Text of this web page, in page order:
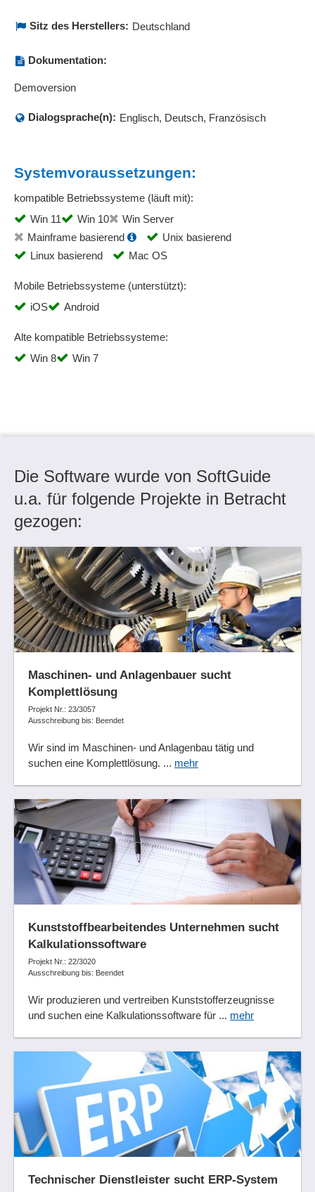
Sitz des Herstellers: Deutschland
Dokumentation:
Demoversion
Dialogsprache(n): Englisch, Deutsch, Französisch
Systemvoraussetzungen:
kompatible Betriebssysteme (läuft mit):
Win 11
Win 10
Win Server
Mainframe basierend
Unix basierend
Linux basierend
Mac OS
Mobile Betriebssysteme (unterstützt):
iOS
Android
Alte kompatible Betriebssysteme:
Win 8
Win 7
Die Software wurde von SoftGuide
u.a. für folgende Projekte in Betracht
gezogen:
Maschinen- und Anlagenbauer sucht
Komplettlösung
Projekt Nr.: 23/3057
Ausschreibung bis: Beendet
Wir sind im Maschinen- und Anlagenbau tätig und
suchen eine Komplettlösung. ... mehr
Kunststoffbearbeitendes Unternehmen sucht
Kalkulationssoftware
Projekt Nr.: 22/3020
Ausschreibung bis: Beendet
Wir produzieren und vertreiben Kunststofferzeugnisse
und suchen eine Kalkulationssoftware für ... mehr
Technischer Dienstleister sucht ERP-System